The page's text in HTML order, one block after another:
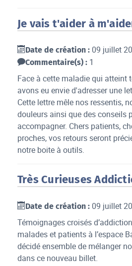
Je vais t'aider à
Date de création : 09 juillet
Commentaire(s) : 1
Face à cette maladie qui atteint
avons eu envie d'adresser une
Cette lettre mêle nos ressentis,
douleurs ainsi que des conseils
accompagner. Chers patients,
proches, vos retours seront
notre boite à outils.
Très Curieuses
Date de création : 09 juillet
Témoignages croisés
malades et patients à l’espace
décidé ensemble de mélanger
dans ce nouveau billet.